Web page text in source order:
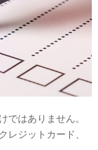
はありません。
ジットカード、